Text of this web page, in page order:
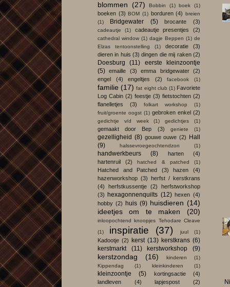
blommen (27) Bobbin (1) boek (1)
boeken (3) BOM (1) borduren (4) breien
(1)
Bridgewater (5) brocante (3)
cadeautje (1) cadeautje presentjes (2)
cathedral window (1) dagje Beppen (1) de
Elzas tentoonstelling
(1) decoratie
(3)
dieren in huis (3) dingen die mij raken (2)
Doesburg (11)
eerste kleinzoontje
(5)
emaille (3) emma bridgewater
(2)
engel
(4) engeltjes (2) facebook (1)
familie (17) fat eight club (1) Favoriete
Log Cabin (2) feestje (3) fietstochten (2)
flanelletjes
(3) folkart workshop
(1)
fruit/groente oogst (1) gebroken enkel (2)
gedichtje v/d week (1) gedichtjes (1)
gemaakt door Bep (3) geniete (1)
gezelligheid (8) gouwe ouwe (2)
Hall
(9)
halssevroegeochtendzon (1)
handwerkbeurs (8) harten
(4)
hartenruil
(2) hatched & patched (1)
Hatched and Patched (3) hazen
(4)
hazenworkshop (3) herfst / kerstkrans
(4)
herfstkussentje (2)
herfstworkshop
(3)
hexagonnenquilts (12) hexen (4)
hobby (2) huis (9) huisdieren (14)
ideetjes om te maken
(20)
inloopochtend knoopjes Tehodare Cleave
(1)
inspiratie (37) juul (1)
Kadootje (2) kerst (13) kerstkrans (6)
kerstmarkt
(11) kerstworkshop (9)
kerstzondag (16) kinderen
(1)
Kippendag
(1) kleinkinderen (1)
kleinzoontje (5) kortingsactie
(4)
landleven
(4) lapjespost (2)